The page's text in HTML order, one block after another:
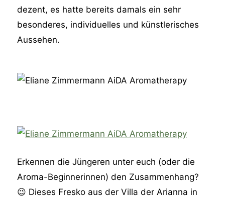
dezent, es hatte bereits damals ein sehr
besonderes, individuelles und künstlerisches
Aussehen.
Erkennen die Jüngeren unter euch (oder die
Aroma-Beginnerinnen) den Zusammenhang?
😉 Dieses Fresko aus der Villa der Arianna in